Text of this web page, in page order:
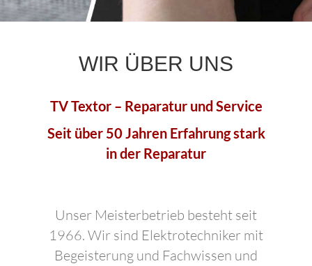
WIR ÜBER UNS
TV Textor – Reparatur und Service
Seit über 50 Jahren Erfahrung stark
in der Reparatur
Unser Meisterbetrieb besteht seit
1966. Wir sind Elektrotechniker mit
Begeisterung und Fachwissen und